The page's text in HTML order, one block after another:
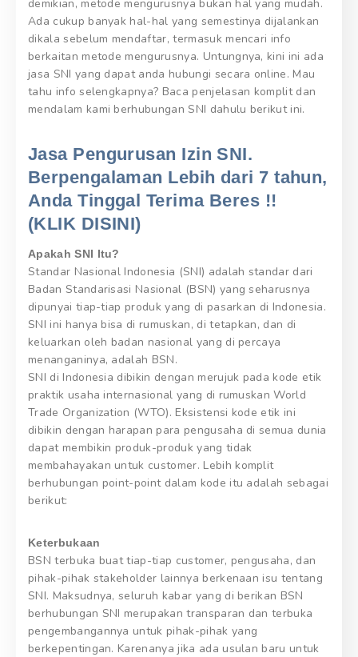
demikian, metode mengurusnya bukan hal yang mudah.
Ada cukup banyak hal-hal yang semestinya dijalankan
dikala sebelum mendaftar, termasuk mencari info
berkaitan metode mengurusnya. Untungnya, kini ini ada
jasa SNI yang dapat anda hubungi secara online. Mau
tahu info selengkapnya? Baca penjelasan komplit dan
mendalam kami berhubungan SNI dahulu berikut ini.
Jasa Pengurusan Izin SNI.
Berpengalaman Lebih dari 7 tahun,
Anda Tinggal Terima Beres !!
(KLIK DISINI)
Apakah SNI Itu?
Standar Nasional Indonesia (SNI) adalah standar dari
Badan Standarisasi Nasional (BSN) yang seharusnya
dipunyai tiap-tiap produk yang di pasarkan di Indonesia.
SNI ini hanya bisa di rumuskan, di tetapkan, dan di
keluarkan oleh badan nasional yang di percaya
menanganinya, adalah BSN.
SNI di Indonesia dibikin dengan merujuk pada kode etik
praktik usaha internasional yang di rumuskan World
Trade Organization (WTO). Eksistensi kode etik ini
dibikin dengan harapan para pengusaha di semua dunia
dapat membikin produk-produk yang tidak
membahayakan untuk customer. Lebih komplit
berhubungan point-point dalam kode itu adalah sebagai
berikut:
Keterbukaan
BSN terbuka buat tiap-tiap customer, pengusaha, dan
pihak-pihak stakeholder lainnya berkenaan isu tentang
SNI. Maksudnya, seluruh kabar yang di berikan BSN
berhubungan SNI merupakan transparan dan terbuka
pengembangannya untuk pihak-pihak yang
berkepentingan. Karenanya jika ada usulan baru untuk